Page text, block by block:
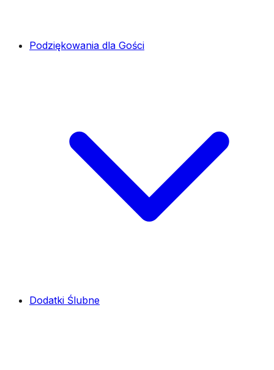
Podziękowania dla Gości
Dodatki Ślubne